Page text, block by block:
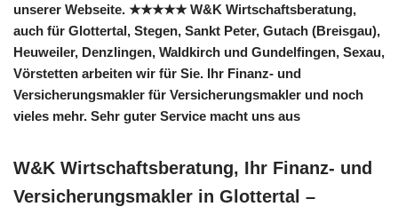
unserer Webseite. ★★★★★ W&K Wirtschaftsberatung,
auch für Glottertal, Stegen, Sankt Peter, Gutach (Breisgau),
Heuweiler, Denzlingen, Waldkirch und Gundelfingen, Sexau,
Vörstetten arbeiten wir für Sie. Ihr Finanz- und
Versicherungsmakler für Versicherungsmakler und noch
vieles mehr. Sehr guter Service macht uns aus
W&K Wirtschaftsberatung, Ihr Finanz- und
Versicherungsmakler in Glottertal –